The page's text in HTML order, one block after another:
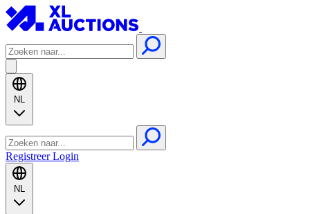
NL
RegistreerLogin
NL